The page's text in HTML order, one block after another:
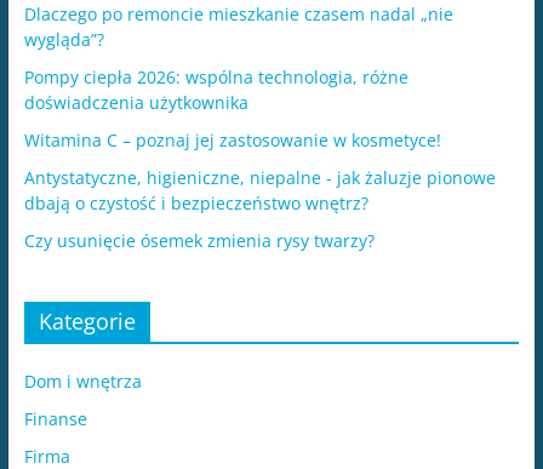
Dlaczego po remoncie mieszkanie czasem nadal „nie
wygląda”?
Pompy ciepła 2026: wspólna technologia, różne
doświadczenia użytkownika
Witamina C – poznaj jej zastosowanie w kosmetyce!
Antystatyczne, higieniczne, niepalne - jak żaluzje pionowe
dbają o czystość i bezpieczeństwo wnętrz?
​Czy usunięcie ósemek zmienia rysy twarzy?
Kategorie
Dom i wnętrza
Finanse
Firma